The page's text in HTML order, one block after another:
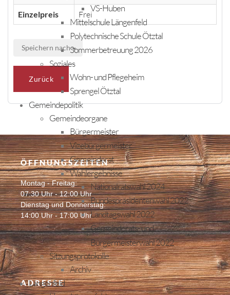
VS-Huben
Mittelschule Längenfeld
Polytechnische Schule Ötztal
Sommerbetreuung 2026
Soziales
Wohn- und Pflegeheim
Sprengel Ötztal
Gemeindepolitik
Gemeindeorgane
Bürgermeister
Vizebürgermeister
Gemeinderat
Wahlergebnisse
Nationalratswahl 2024
Bundespräsidentenwahl 2022
Landtagswahl 2022
Gemeinderats- und
Bürgermeisterwahl 2022
Sitzungsprotokolle
Archiv
Längenfeld
Einzelpreis Frei
Speichern nach
Zurück
ÖFFNUNGSZEITEN
Montag - Freitag:
07:30 Uhr - 12:00 Uhr
Dienstag und Donnerstag:
14:00 Uhr - 17:00 Uhr
ADRESSE